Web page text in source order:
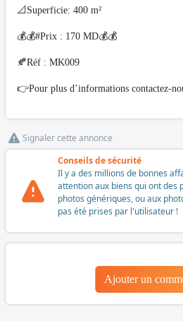
📐Superficie: 400 m²
💰💰#Prix : 170 MD💰💰
🍂Réf : MK009
👉Pour plus d’informations contactez-
Signaler cette annonce
Conseils de sécurité
Il y a des millions de bonnes
attention aux biens qui ont des
photos génériques, ou aux
pas été prises par l'utilisateur !
Ajouter un